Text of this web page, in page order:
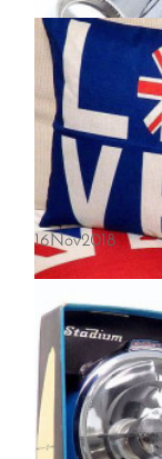
WIPAC/ワイパ
希少なWIPAC MAP
トック未使用です
英国ワイパックの
16Nov2018